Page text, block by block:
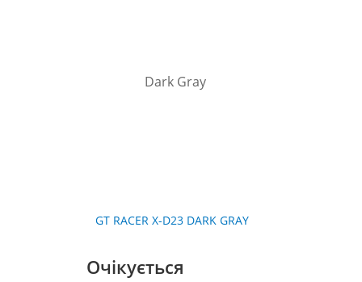
GT RACER X-D23 DARK GRAY
Очікується